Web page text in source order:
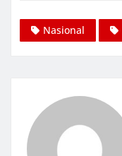
Nasional